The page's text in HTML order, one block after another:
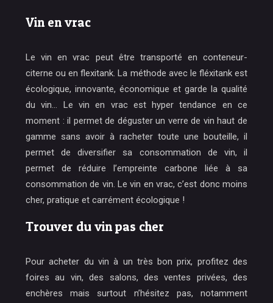
Vin en vrac
Le vin en vrac peut être transporté en conteneur-
citerne ou en flexitank. La méthode avec le fléxitank est
écologique, innovante, économique et garde la qualité
du vin… Le vin en vrac est hyper tendance en ce
moment : il permet de déguster un verre de vin haut de
gamme sans avoir à racheter toute une bouteille, il
permet de diversifier sa consommation de vin, il
permet de réduire l’empreinte carbone liée à sa
consommation de vin. Le vin en vrac, c’est donc moins
cher, pratique et carrément écologique !
Trouver du vin pas cher
Pour acheter du vin à un très bon prix, profitez des
foires au vin, des salons, des ventes privées, des
enchères mais surtout n’hésitez pas, notamment